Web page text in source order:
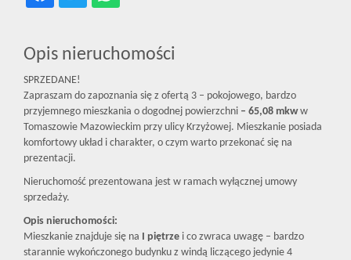
Opis nieruchomości
SPRZEDANE!
Zapraszam do zapoznania się z ofertą 3 – pokojowego, bardzo
przyjemnego mieszkania o dogodnej powierzchni – 65,08 mkww
Tomaszowie Mazowieckim przy ulicy Krzyżowej. Mieszkanie posiada
komfortowy układ i charakter, o czym warto przekonać się na
prezentacji.
Nieruchomość prezentowana jest w ramach wyłącznej umowy
sprzedaży.
Opis nieruchomości:
Mieszkanie znajduje się na I piętrze i co zwraca uwagę – bardzo
starannie wykończonego budynku z windą liczącego jedynie 4